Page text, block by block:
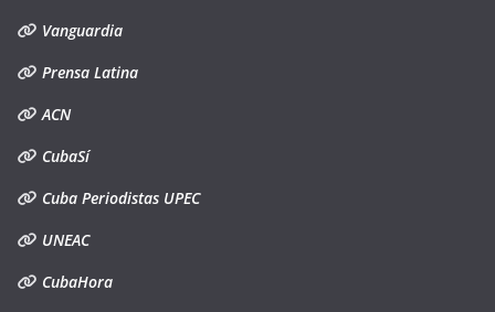
Vanguardia
Prensa Latina
ACN
CubaSí
Cuba Periodistas UPEC
UNEAC
CubaHora